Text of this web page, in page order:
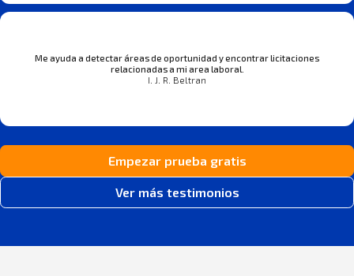
Me ayuda a detectar áreas de oportunidad y encontrar licitaciones
relacionadas a mi area laboral.
I. J. R. Beltran
Empezar prueba gratis
Ver más testimonios